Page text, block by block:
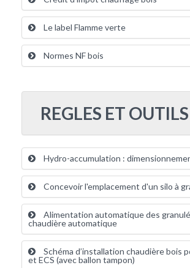
Le label Flamme verte
Normes NF bois
REGLES ET OUTILS
Hydro-accumulation :
Concevoir l'emplacement d'un silo à
Alimentation automatique des
chaudière automatique
Schéma d’installation chaudière bois
et ECS (avec ballon tampon)